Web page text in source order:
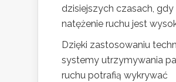
dzisiejszych czasach, gdy
natężenie ruchu jest
Dzięki zastosowaniu
systemy utrzymywania
ruchu potrafią wykrywać